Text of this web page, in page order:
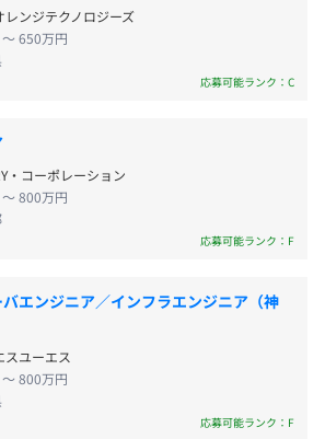
た、自社WebサイトのCV率を飛躍的
ォーム。当社独自開発のAIを用い
最適なフォームを自動生成し、Web
選択、ウォーターフォール、アジャイ
発、ドメイン駆動設計
する事項
あり）
線「丸太町駅」より徒歩3分
）
年経過時点10日／最高付与日数20
に基づき支給／月額上限30,000円）
月・1月）
ます。 また、後者では小学生を
語学習カリキュラム
ン）』や検定試験『JET』、英語
さまざまな事業を展開しています
アプリケーションやシステムも
ップを目指せる
プを目指す方にとって、当社は非
であると言えます。社員の半数が開
ぞれ得意分野が異なるため、わか
うようなこともよくあります。さ
AIの勉強会が開催されたり、技術
けられていたりと、継続的な学
【積極的に挑戦でき
案で自社サービスを立ち上げた実
レンジテクノロジーズ
650万円
応募可能ランク：C
・コーポレーション
800万円
応募可能ランク：F
エンジニア／インフラエンジニア（神
スユーエス
800万円
応募可能ランク：F